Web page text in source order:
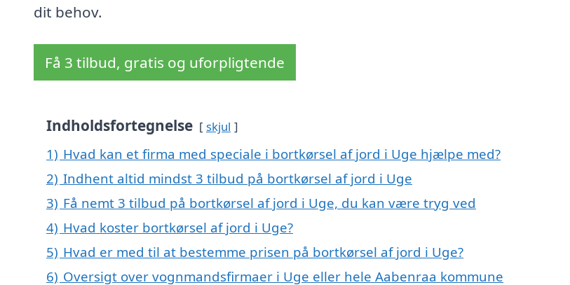
dit behov.
Få 3 tilbud, gratis og uforpligtende
Indholdsfortegnelse skjul
1) Hvad kan et firma med speciale i bortkørsel af jord i Uge hjælpe med?
2) Indhent altid mindst 3 tilbud på bortkørsel af jord i Uge
3) Få nemt 3 tilbud på bortkørsel af jord i Uge, du kan være tryg ved
4) Hvad koster bortkørsel af jord i Uge?
5) Hvad er med til at bestemme prisen på bortkørsel af jord i Uge?
6) Oversigt over vognmandsfirmaer i Uge eller hele Aabenraa kommune